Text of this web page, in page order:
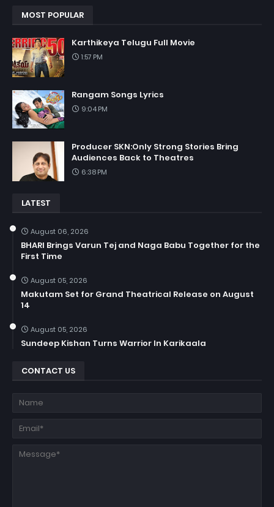
MOST POPULAR
Karthikeya Telugu Full Movie
1:57 PM
Rangam Songs Lyrics
9:04 PM
Producer SKN:Only Strong Stories Bring
Audiences Back to Theatres
6:38 PM
LATEST
August 06, 2026
BHARI Brings Varun Tej and Naga Babu Together for the
First Time
August 05, 2026
Makutam Set for Grand Theatrical Release on August
14
August 05, 2026
Sundeep Kishan Turns Warrior In Karikaala
CONTACT US